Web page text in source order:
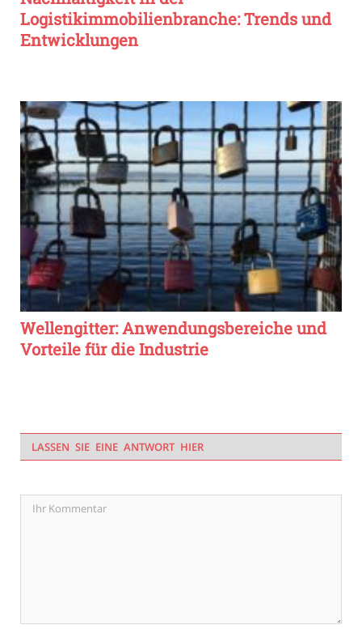
Logistikimmobilienbranche: Trends und
Entwicklungen
Wellengitter: Anwendungsbereiche und
Vorteile für die Industrie
LASSEN SIE EINE ANTWORT HIER